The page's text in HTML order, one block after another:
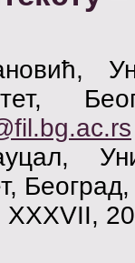
Београд,
XXXVII,